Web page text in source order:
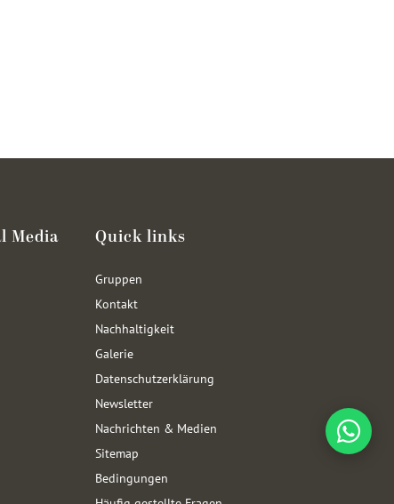
Media Quick links
Gruppen
Kontakt
Nachhaltigkeit
Galerie
Datenschutzerklärung
Newsletter
Nachrichten & Medien
Sitemap
Bedingungen